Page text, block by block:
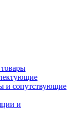
и сопутствующие
и